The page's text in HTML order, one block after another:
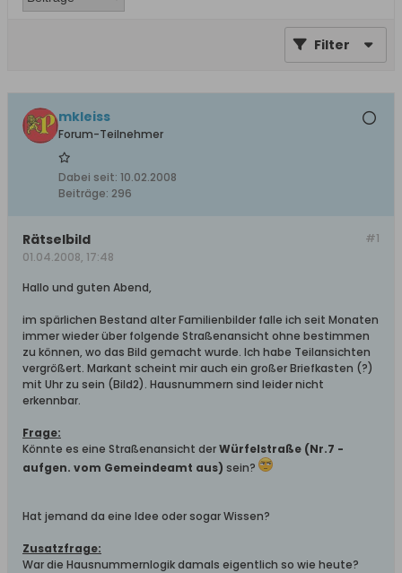
Filter
mkleiss
Forum-Teilnehmer
Dabei seit: 10.02.2008
Beiträge: 296
#1
Rätselbild
01.04.2008, 17:48
Hallo und guten Abend,
im spärlichen Bestand alter Familienbilder falle ich seit Monaten
immer wieder über folgende Straßenansicht ohne bestimmen
zu können, wo das Bild gemacht wurde. Ich habe Teilansichten
vergrößert. Markant scheint mir auch ein großer Briefkasten (?)
mit Uhr zu sein (Bild2). Hausnummern sind leider nicht
erkennbar.
Frage:
Könnte es eine Straßenansicht derWürfelstraße (Nr.7 -
aufgen. vom Gemeindeamt aus) sein?
Hat jemand da eine Idee oder sogar Wissen?
Zusatzfrage:
War die Hausnummernlogik damals eigentlich so wie heute?